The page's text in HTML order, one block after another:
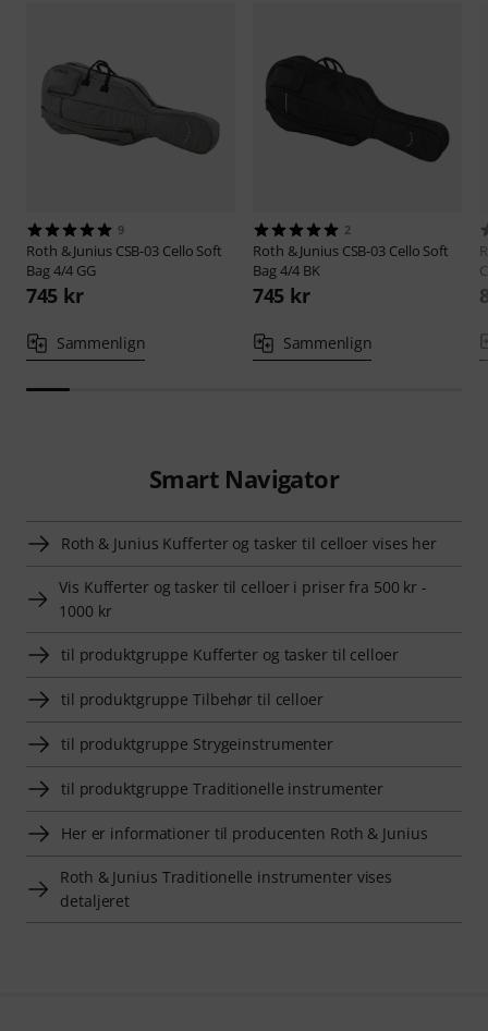
9
Roth & Junius CSB-03 Cello Soft
Bag 4/4 GG
745 kr
Sammenlign
2
Roth & Junius CSB-03 Cello Soft
Bag 4/4 BK
745 kr
Sammenlign
Smart Navigator
Roth & Junius Kufferter og tasker til celloer vises her
Vis Kufferter og tasker til celloer i priser fra 500 kr -
1000 kr
til produktgruppe Kufferter og tasker til celloer
til produktgruppe Tilbehør til celloer
til produktgruppe Strygeinstrumenter
til produktgruppe Traditionelle instrumenter
Her er informationer til producenten Roth & Junius
Roth & Junius Traditionelle instrumenter vises
detaljeret